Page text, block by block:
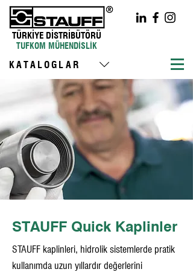
TÜRKİYE DİSTRİBÜTÖRÜ
TUFKOM MÜHENDİSLİK
KATALOGLAR
STAUFF Quick Kaplinler
STAUFF kaplinleri, hidrolik sistemlerde pratik
kullanımda uzun yıllardır değerlerini